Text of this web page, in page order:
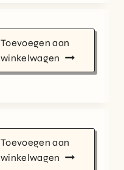
Toevoegen aan
winkelwagen
Toevoegen aan
winkelwagen